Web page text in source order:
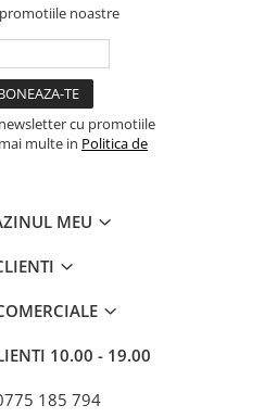
noastre
cu promotiile
multe in Politica de
MEU
10.00 - 19.00
185 794